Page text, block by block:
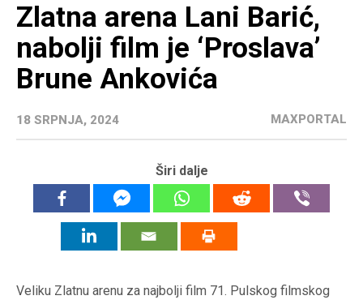
Zlatna arena Lani Barić,
nabolji film je ‘Proslava’
Brune Ankovića
18 SRPNJA, 2024 MAXPORTAL
Širi dalje
Veliku Zlatnu arenu za najbolji film 71. Pulskog filmskog